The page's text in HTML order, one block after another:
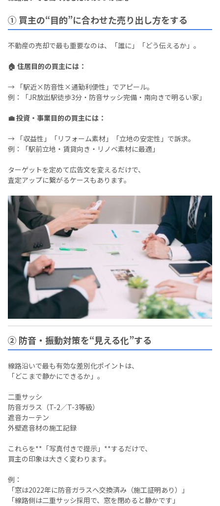
① 買主の“目的”に合わせた売り出し方をする
不動産の売却で最も重要なのは、「誰に」「どう伝えるか」。
🏠 住居目的の買主には：
→ 「駅近×防音性×通勤利便性」でアピール。
例：「JR放出駅徒歩3分・防音サッシ完備・南向きで明るい家」
💼 投資・事業目的の買主には：
→ 「収益性」「リフォーム素材」「立地の安定性」で訴求。
例：「駅前立地・賃貸向き・リノベ素材に最適」
ターゲットを定めて広告文を変えるだけで、
査定アップに繋がるケースもあります。
② 防音・振動対策を“見える化”する
線路沿いで最も有効な差別化ポイントは、
「どこまで静かにできるか」。
二重サッシ
防音ガラス（T-2／T-3等級）
遮音カーテン
外壁遮音材の施工記録
これらを**「写真付きで提示」**するだけで、
買主の印象は大きく変わります。
例：
「窓は2022年に防音ガラスへ交換済み（施工証明あり）」
「線路側は二重サッシ採用で、窓を閉めると静かです」